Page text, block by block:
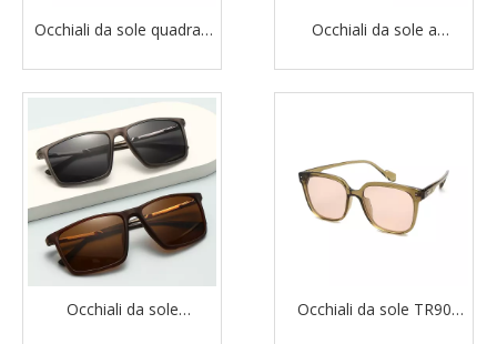
Occhiali da sole quadrati
UV400
Occhiali da sole a
design di marca di lusso
Occhiali da sole
Occhiali da sole TR90